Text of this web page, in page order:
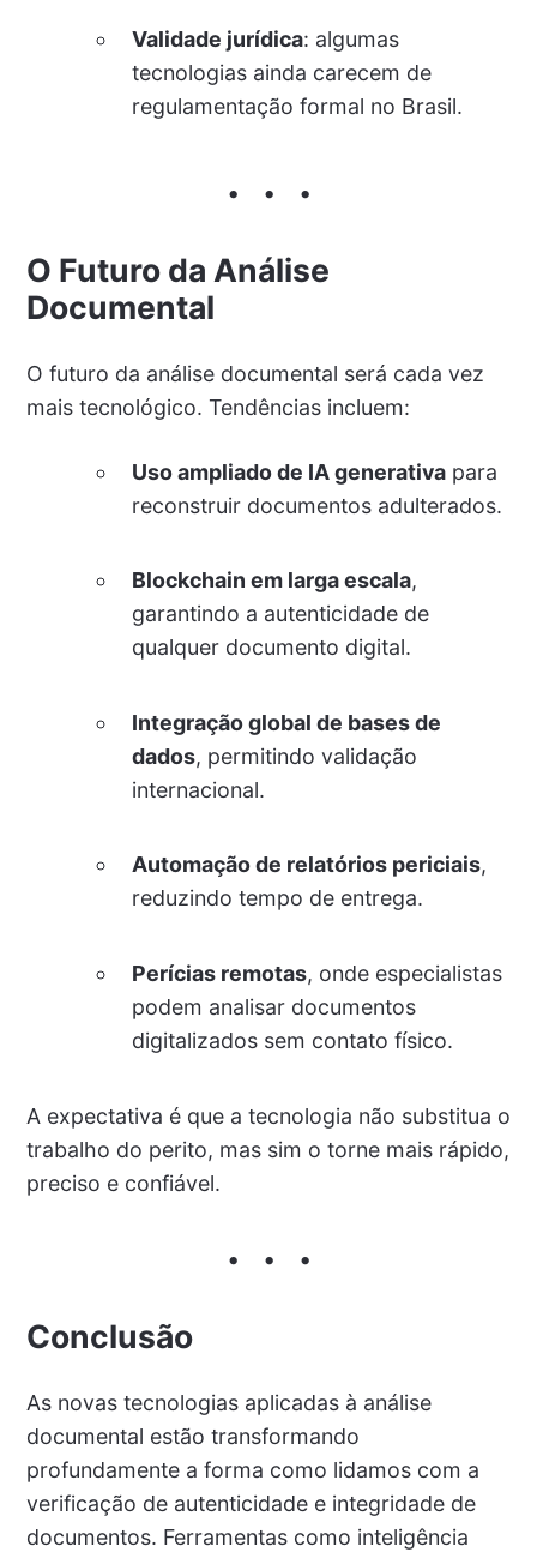
Validade jurídica: algumas
tecnologias ainda carecem de
regulamentação formal no Brasil.
O Futuro da Análise
Documental
O futuro da análise documental será cada vez
mais tecnológico. Tendências incluem:
Uso ampliado de IA generativapara
reconstruir documentos adulterados.
Blockchain em larga escala,
garantindo a autenticidade de
qualquer documento digital.
Integração global de bases de
dados, permitindo validação
internacional.
Automação de relatórios periciais,
reduzindo tempo de entrega.
Perícias remotas, onde especialistas
podem analisar documentos
digitalizados sem contato físico.
A expectativa é que a tecnologia não substitua o
trabalho do perito, mas sim o torne mais rápido,
preciso e confiável.
Conclusão
As novas tecnologias aplicadas à análise
documental estão transformando
profundamente a forma como lidamos com a
verificação de autenticidade e integridade de
documentos. Ferramentas como inteligência